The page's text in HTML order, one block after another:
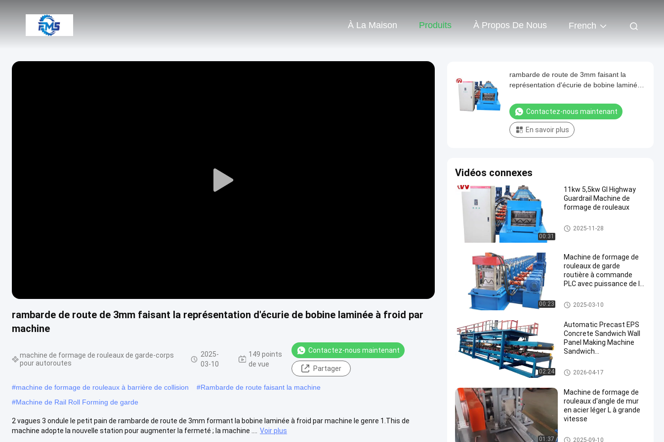
À La Maison Produits À Propos De Nous French
Play
rambarde de route de 3mm faisant la représentation d'écurie de bobine laminée à froid par
machine
machine de formage de rouleaux de garde-corps
pour autoroutes
2025-
03-10
149 points
de vue
Contactez-nous maintenant
Partager
#machine de formage de rouleaux à barrière de collision #Rambarde de route faisant la machine
#Machine de Rail Roll Forming de garde
2 vagues 3 ondule le petit pain de rambarde de route de 3mm formant la bobine laminée à froid par machine le genre 1.This de
machine adopte la nouvelle station pour augmenter la fermeté ; la machine ....
Voir plus
rambarde de route de 3mm faisant la
représentation d'écurie de bobine laminée
Contactez-nous maintenant
En savoir plus
Vidéos connexes
00:31
11kw 5,5kw GI Highway
Guardrail Machine de
formage de rouleaux
machine de formage de roulea
ux de garde-corps pour autoro
2025-11-28
00:23
Machine de formage de
rouleaux de garde
routière à commande
PLC avec puissance de la
2*22 kW et entraînement
de la boîte de vitesses
machine de formage de roulea
ux de garde-corps pour autoro
2025-03-10
02:24
Automatic Precast EPS
Concrete Sandwich Wall
Panel Making Machine
Sandwich
Machine à former des rouleau
x de panneaux sandwich
2026-04-17
01:37
Machine de formage de
rouleaux d'angle de mur
en acier léger L à grande
vitesse
Machines de formage de roule
2025-09-10